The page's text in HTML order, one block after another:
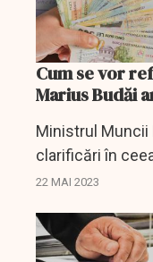
Cum se vor
Marius Budăi
Ministrul Muncii
clarificări în
din România.
22 MAI 2023